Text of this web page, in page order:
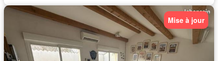
Mise à jour